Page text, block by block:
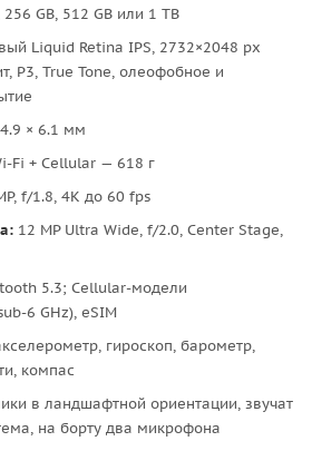
256 GB, 512 GB или 1 TB
Liquid Retina IPS, 2732×2048 px
P3, True Tone, олеофобное и
× 6.1 мм
Fi + Cellular — 618 г
f/1.8, 4K до 60 fps
12 MP Ultra Wide, f/2.0, Center Stage,
5.3; Cellular-модели
6 GHz), eSIM
гироскоп, барометр,
компас
в ландшафтной ориентации, звучат
на борту два микрофона